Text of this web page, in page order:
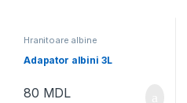
Hranitoare albine
Adapator albini 3L
80 MDL